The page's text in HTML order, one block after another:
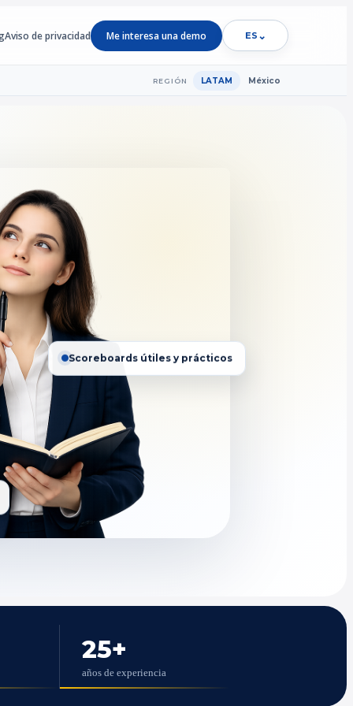
Aviso de privacidad Me interesa una demo ES ⌄
REGIÓN LATAM México
Scoreboards útiles y prácticos
25+
años de experiencia